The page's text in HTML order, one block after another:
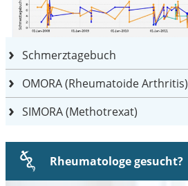
Schmerztagebuch
OMORA (Rheumatoide Arthritis)
SIMORA (Methotrexat)
Rheumatologe gesucht?